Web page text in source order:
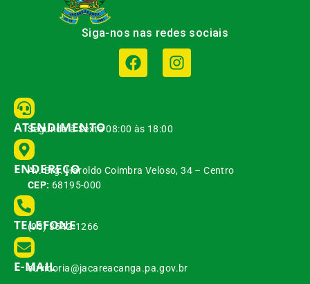
Siga-nos nas redes sociais
ATENDIMENTO
Segunda à Sexta 08:00 às 18:00
ENDEREÇO
Av. Brg. Haroldo Coimbra Veloso, 34 – Centro
CEP: 68195-000
TELEFONE
(93) 3542-1266
E-MAIL
ouvidoria@jacareacanga.pa.gov.br